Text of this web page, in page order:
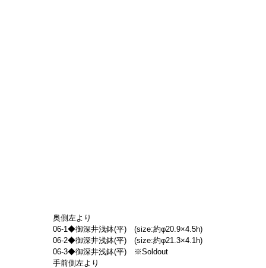
奥側左より
06-1◆御深井浅鉢(平)　(size:約φ20.9×4.5h)
06-2◆御深井浅鉢(平)　(size:約φ21.3×4.1h)
06-3◆御深井浅鉢(平)　※Soldout
手前側左より